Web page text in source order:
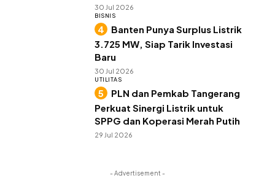
30 Jul 2026
BISNIS
Banten Punya Surplus Listrik
3.725 MW, Siap Tarik Investasi
Baru
30 Jul 2026
UTILITAS
PLN dan Pemkab Tangerang
Perkuat Sinergi Listrik untuk
SPPG dan Koperasi Merah Putih
29 Jul 2026
- Advertisement -